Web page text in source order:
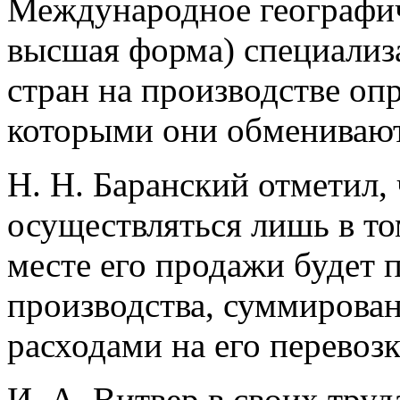
Международное
высшая форма)
стран на производстве
которыми они
Н. Н. Баранский
осуществляться лишь в
месте его продажи будет
производства,
расходами на его